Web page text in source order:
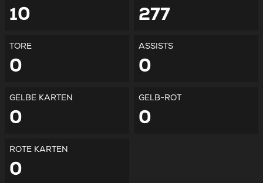
10 277
TORE
0
ASSISTS
0
GELBE KARTEN
0
GELB-ROT
0
ROTE KARTEN
0